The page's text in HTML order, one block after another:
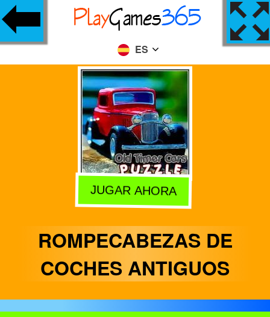
ES
JUGAR AHORA
ROMPECABEZAS DE
COCHES ANTIGUOS